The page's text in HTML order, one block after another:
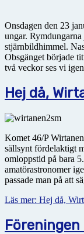
Onsdagen den 23
ungar.
stjärnbildhimmel.
Obsgänget började
två veckor ses vi
Hej då,
Komet 46/P
sällsynt fördelaktigt
omloppstid på bara
amatörastronomer
passade man på att
Läs mer: Hej då,